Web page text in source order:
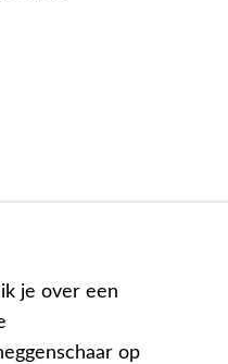
je over een
op